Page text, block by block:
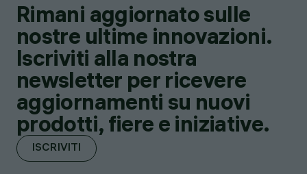
Rimani aggiornato sulle
nostre ultime innovazioni.
Iscriviti alla nostra
newsletter per ricevere
aggiornamenti su nuovi
prodotti, fiere e iniziative.
ISCRIVITI